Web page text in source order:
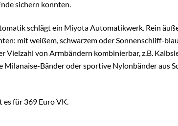
sichern konnten.
schlägt ein Miyota Automatikwerk. Rein
mit weißem, schwarzem oder Sonnenschliff-
Vielzahl von Armbändern kombinierbar, z.B.
Milanaise-Bänder oder sportive Nylonbänder aus
es für 369 Euro VK.